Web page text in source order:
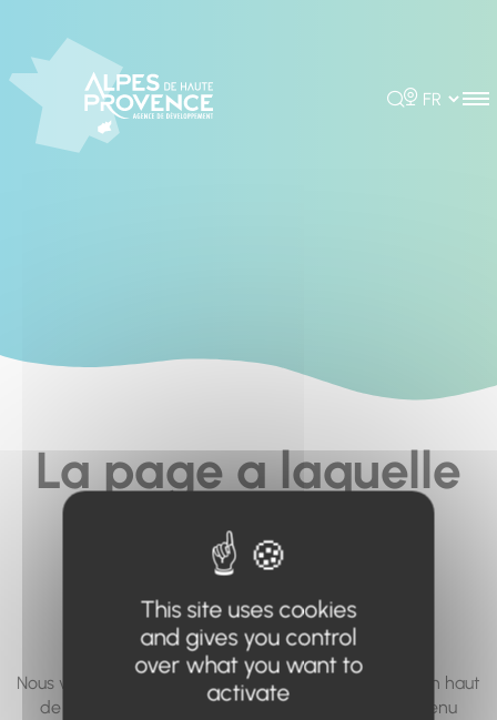
Rechercher
Choisir la
La page a laquelle
vous cherchez à
accéder n'existe
pas... ou plus.
Nous vous invitons à utiliser le moteur de recherche en haut
de page, ou à utiliser le menu pour trouver le contenu
This site uses cookies
and gives you control
over what you want to
activate